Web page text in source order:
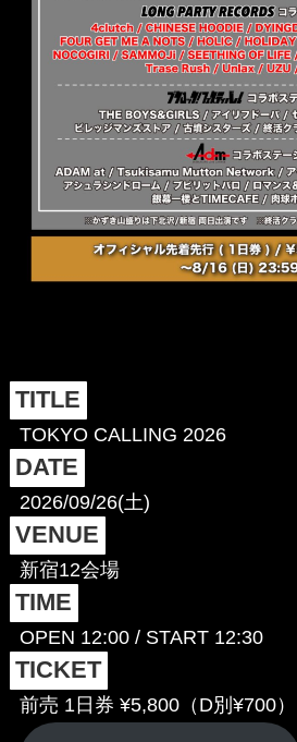
TITLE
TOKYO CALLING 2026
DATE
2026/09/26(土)
VENUE
新宿12会場
TIME
OPEN 12:00 / START 12:30
TICKET
前売 1日券 ¥5,800（D別¥700）